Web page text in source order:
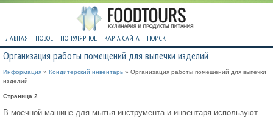
ГЛАВНАЯ НОВОЕ ПОПУЛЯРНОЕ КАРТА САЙТА ПОИСК
Организация работы помещений для выпечки изделий
Информация » Кондитерский инвентарь » Организация работы помещений для выпечки
изделий
Страница 2
В моечной машине для мытья инструмента и инвентаря используют